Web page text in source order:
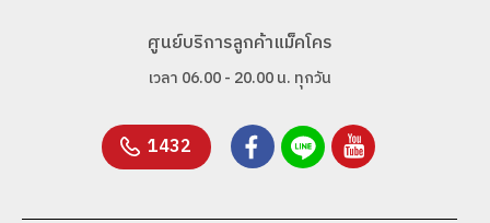
ศูนย์บริการลูกค้าแม็คโคร
เวลา 06.00 - 20.00 น. ทุกวัน
1432